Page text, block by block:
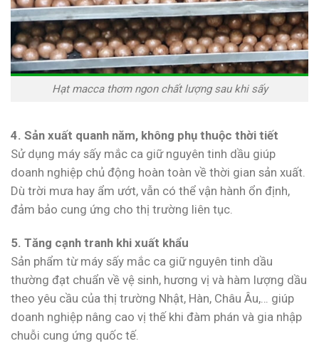
Hạt macca thơm ngon chất lượng sau khi sấy
4. Sản xuất quanh năm, không phụ thuộc thời tiết
Sử dụng máy sấy mắc ca giữ nguyên tinh dầu giúp
doanh nghiệp chủ động hoàn toàn về thời gian sản xuất.
Dù trời mưa hay ẩm ướt, vẫn có thể vận hành ổn định,
đảm bảo cung ứng cho thị trường liên tục.
5. Tăng cạnh tranh khi xuất khẩu
Sản phẩm từ máy sấy mắc ca giữ nguyên tinh dầu
thường đạt chuẩn về vệ sinh, hương vị và hàm lượng dầu
theo yêu cầu của thị trường Nhật, Hàn, Châu Âu,… giúp
doanh nghiệp nâng cao vị thế khi đàm phán và gia nhập
chuỗi cung ứng quốc tế.